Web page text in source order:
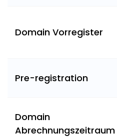
Domain Vorregister
Pre-registration
Domain
Abrechnungszeitraum